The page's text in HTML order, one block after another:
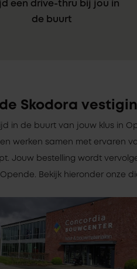
een drive-thru bij jou in
de buurt
Skodora
in de buurt van jouw klus in
werken samen met ervaren
Jouw bestelling wordt
Bekijk hieronder onze